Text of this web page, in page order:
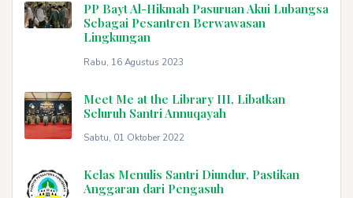
PP Bayt Al-Hikmah Pasuruan Akui Lubangsa
Sebagai Pesantren Berwawasan
Lingkungan
Rabu, 16 Agustus 2023
Meet Me at the Library III, Libatkan
Seluruh Santri Annuqayah
Sabtu, 01 Oktober 2022
Kelas Menulis Santri Diundur, Pastikan
Anggaran dari Pengasuh